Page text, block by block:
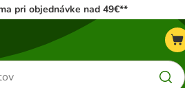
pri objednávke nad 49€**